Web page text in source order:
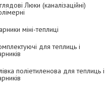
Люки (каналізаційні)
міні-теплиці
для теплиць і
поліетиленова для теплиць і